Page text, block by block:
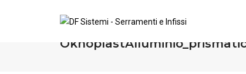
DF-Sistemi-Serramenti-e-